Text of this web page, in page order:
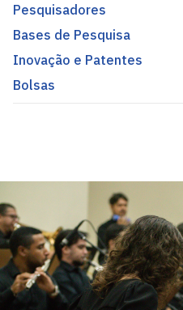
Pesquisadores
Bases de Pesquisa
Inovação e Patentes
Bolsas